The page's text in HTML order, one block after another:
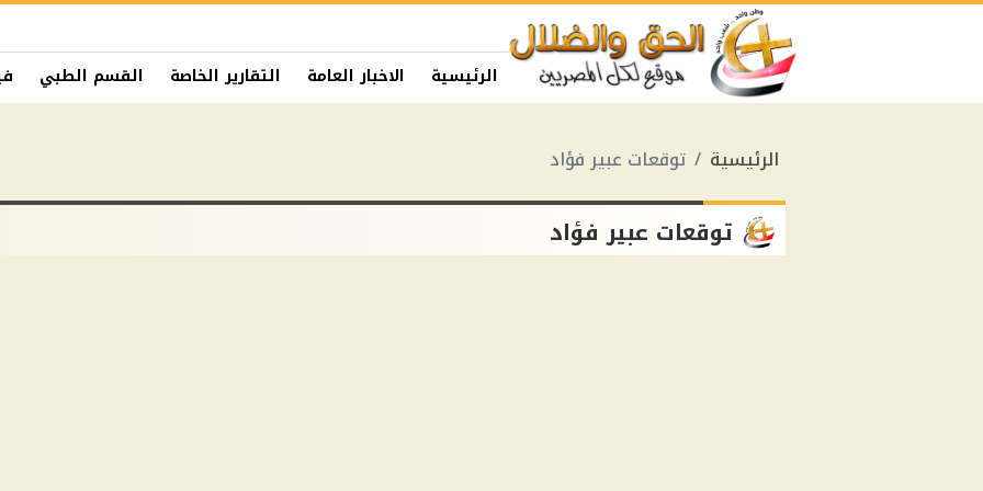
الرئيسية الاخبار العامة التقارير الخاصة القسم الطبي
الرئيسية توقعات عبير فؤاد
توقعات عبير فؤاد